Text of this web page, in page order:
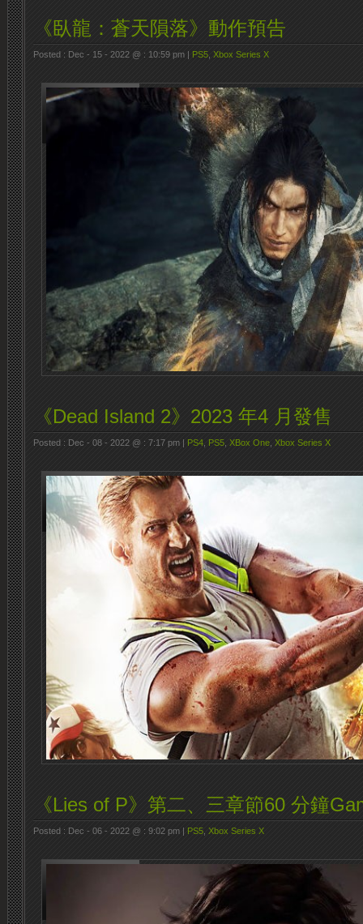
《臥龍：蒼天隕落》動作預告
Posted : Dec - 15 - 2022 @ : 10:59 pm | PS5 Xbox Series X
《Dead Island 2》2023 年4 月發售
Posted : Dec - 08 - 2022 @ : 7:17 pm | PS4 PS5 XBox One Xbox Series X
《Lies of P》第二、三章節60 分鐘
Posted : Dec - 06 - 2022 @ : 9:02 pm | PS5 Xbox Series X